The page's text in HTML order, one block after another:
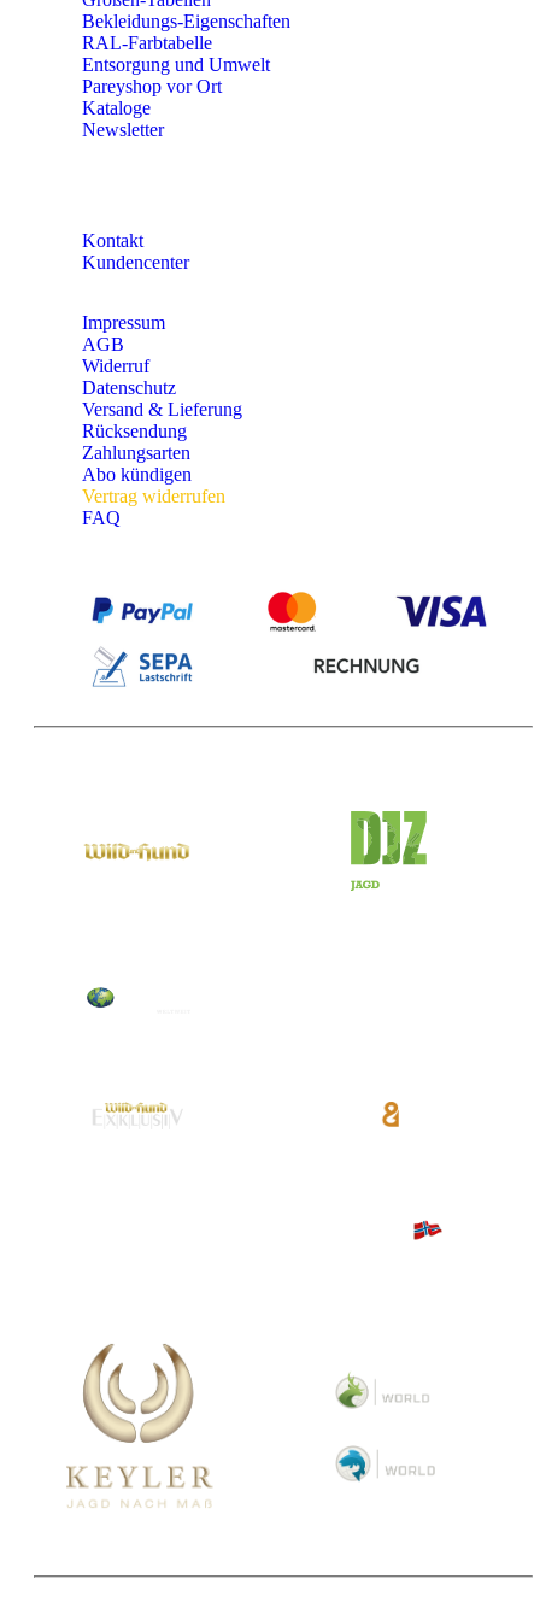
Bekleidungs-Eigenschaften
RAL-Farbtabelle
Entsorgung und Umwelt
Pareyshop vor Ort
Kataloge
Newsletter
Kontakt
Kundencenter
Impressum
AGB
Widerruf
Datenschutz
Versand & Lieferung
Rücksendung
Zahlungsarten
Abo kündigen
Vertrag widerrufen
FAQ